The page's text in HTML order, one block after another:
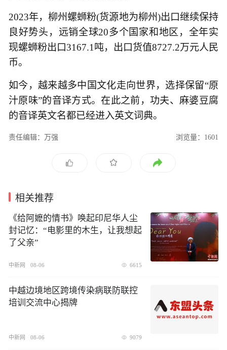
2023年，柳州螺蛳粉(货源地为柳州)出口继续保持
良好势头，远销全球20多个国家和地区，全年实
现螺蛳粉出口3167.1吨，出口货值8727.2万元人民
币。
如今，越来越多中国文化走向世界，选择保留“原
汁原味”的音译方式。在此之前，功夫、麻婆豆腐
的音译英文名都已经进入英文词典。
责任编辑：万强 浏览量：1601
相关推荐
《给阿嬷的情书》唤起印尼华人尘
封记忆：“电影里的木生，让我想起
了父亲”
中新网 08-06 6615
中越边境地区跨境传染病联防联控
培训交流中心揭牌
中新网 08-06 9079